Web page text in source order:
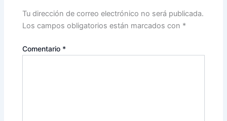
Tu dirección de correo electrónico no será publicada.
Los campos obligatorios están marcados con *
Comentario *